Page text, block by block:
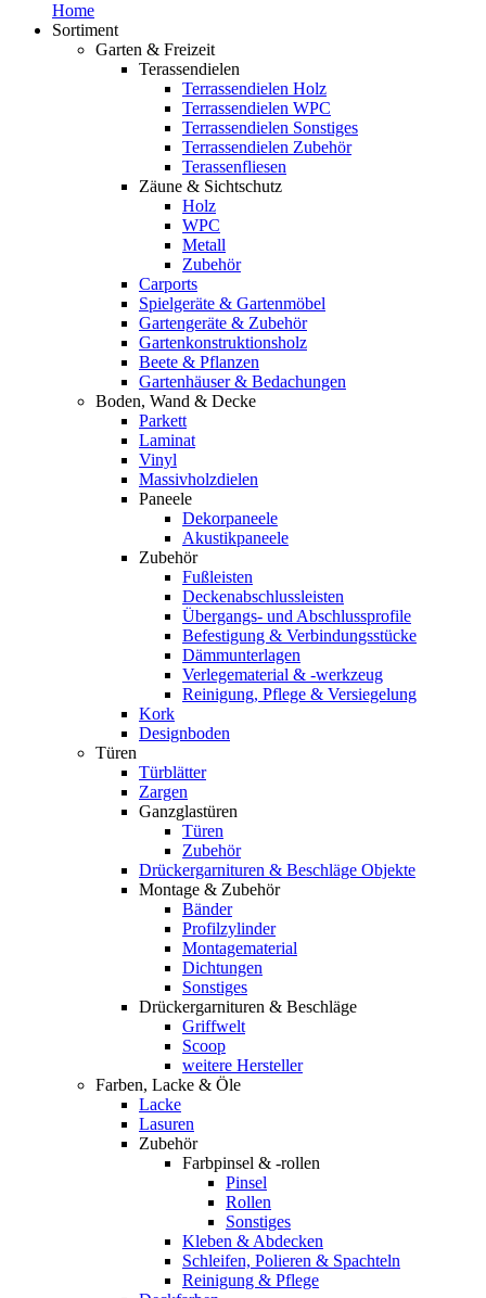
Home
Sortiment
Garten & Freizeit
Terassendielen
Terrassendielen Holz
Terrassendielen WPC
Terrassendielen Sonstiges
Terrassendielen Zubehör
Terassenfliesen
Zäune & Sichtschutz
Holz
WPC
Metall
Zubehör
Carports
Spielgeräte & Gartenmöbel
Gartengeräte & Zubehör
Gartenkonstruktionsholz
Beete & Pflanzen
Gartenhäuser & Bedachungen
Boden, Wand & Decke
Parkett
Laminat
Vinyl
Massivholzdielen
Paneele
Dekorpaneele
Akustikpaneele
Zubehör
Fußleisten
Deckenabschlussleisten
Übergangs- und Abschlussprofile
Befestigung & Verbindungsstücke
Dämmunterlagen
Verlegematerial & -werkzeug
Reinigung, Pflege & Versiegelung
Kork
Designboden
Türen
Türblätter
Zargen
Ganzglastüren
Türen
Zubehör
Drückergarnituren & Beschläge Objekte
Montage & Zubehör
Bänder
Profilzylinder
Montagematerial
Dichtungen
Sonstiges
Drückergarnituren & Beschläge
Griffwelt
Scoop
weitere Hersteller
Farben, Lacke & Öle
Lacke
Lasuren
Zubehör
Farbpinsel & -rollen
Pinsel
Rollen
Sonstiges
Kleben & Abdecken
Schleifen, Polieren & Spachteln
Reinigung & Pflege